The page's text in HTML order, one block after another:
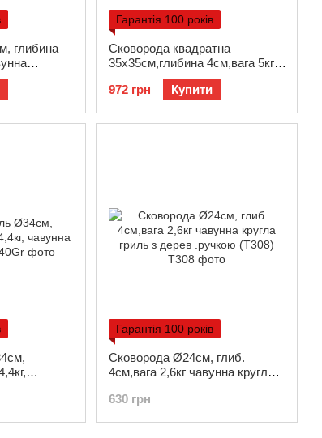
глибина
Гарантія 100 років
Сковорода квадратна
35х35см,глибина 4см,вага 5кг,
чавунна гриль для мангала
(Т309)
972 грн Купити
Гарантія 100 років
Сковорода Ø24см, глиб.
4см,вага 2,6кг чавунна кругла
630 грн